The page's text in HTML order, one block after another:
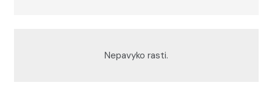
Nepavyko rasti.